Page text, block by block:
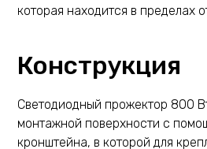
которая находится в пределах
Конструкция
Светодиодный прожектор 800
монтажной поверхности с
кронштейна, в которой для